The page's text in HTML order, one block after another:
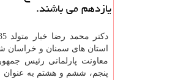
یازدهم می باشند.
استان های سمنان و خراسان
معاونت پارلمانی رئیس
پنجم، ششم و هشتم به عنوان